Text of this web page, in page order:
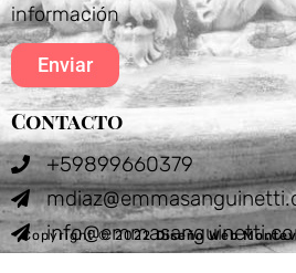
información
Enviar
Contacto
+59899660379
Copyright © 2022Diseño Web